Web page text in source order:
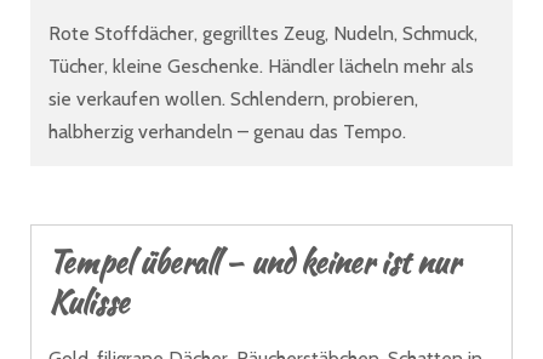
Rote Stoffdächer, gegrilltes Zeug, Nudeln, Schmuck,
Tücher, kleine Geschenke. Händler lächeln mehr als
sie verkaufen wollen. Schlendern, probieren,
halbherzig verhandeln – genau das Tempo.
Tempel überall – und keiner ist nur
Kulisse